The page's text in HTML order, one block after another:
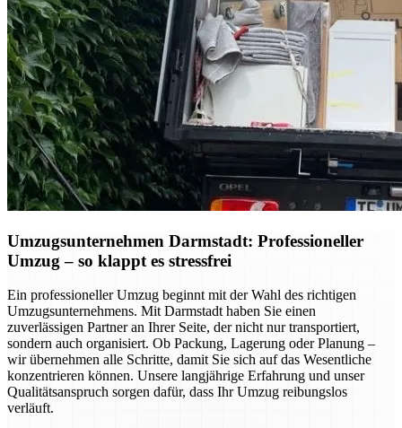
Umzugsunternehmen Darmstadt: Professioneller
Umzug – so klappt es stressfrei
Ein professioneller Umzug beginnt mit der Wahl des richtigen
Umzugsunternehmens. Mit Darmstadt haben Sie einen
zuverlässigen Partner an Ihrer Seite, der nicht nur transportiert,
sondern auch organisiert. Ob Packung, Lagerung oder Planung –
wir übernehmen alle Schritte, damit Sie sich auf das Wesentliche
konzentrieren können. Unsere langjährige Erfahrung und unser
Qualitätsanspruch sorgen dafür, dass Ihr Umzug reibungslos
verläuft.